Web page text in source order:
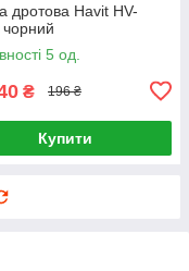
дротова Havit HV-
5 од.
₴ 196 ₴
Купити